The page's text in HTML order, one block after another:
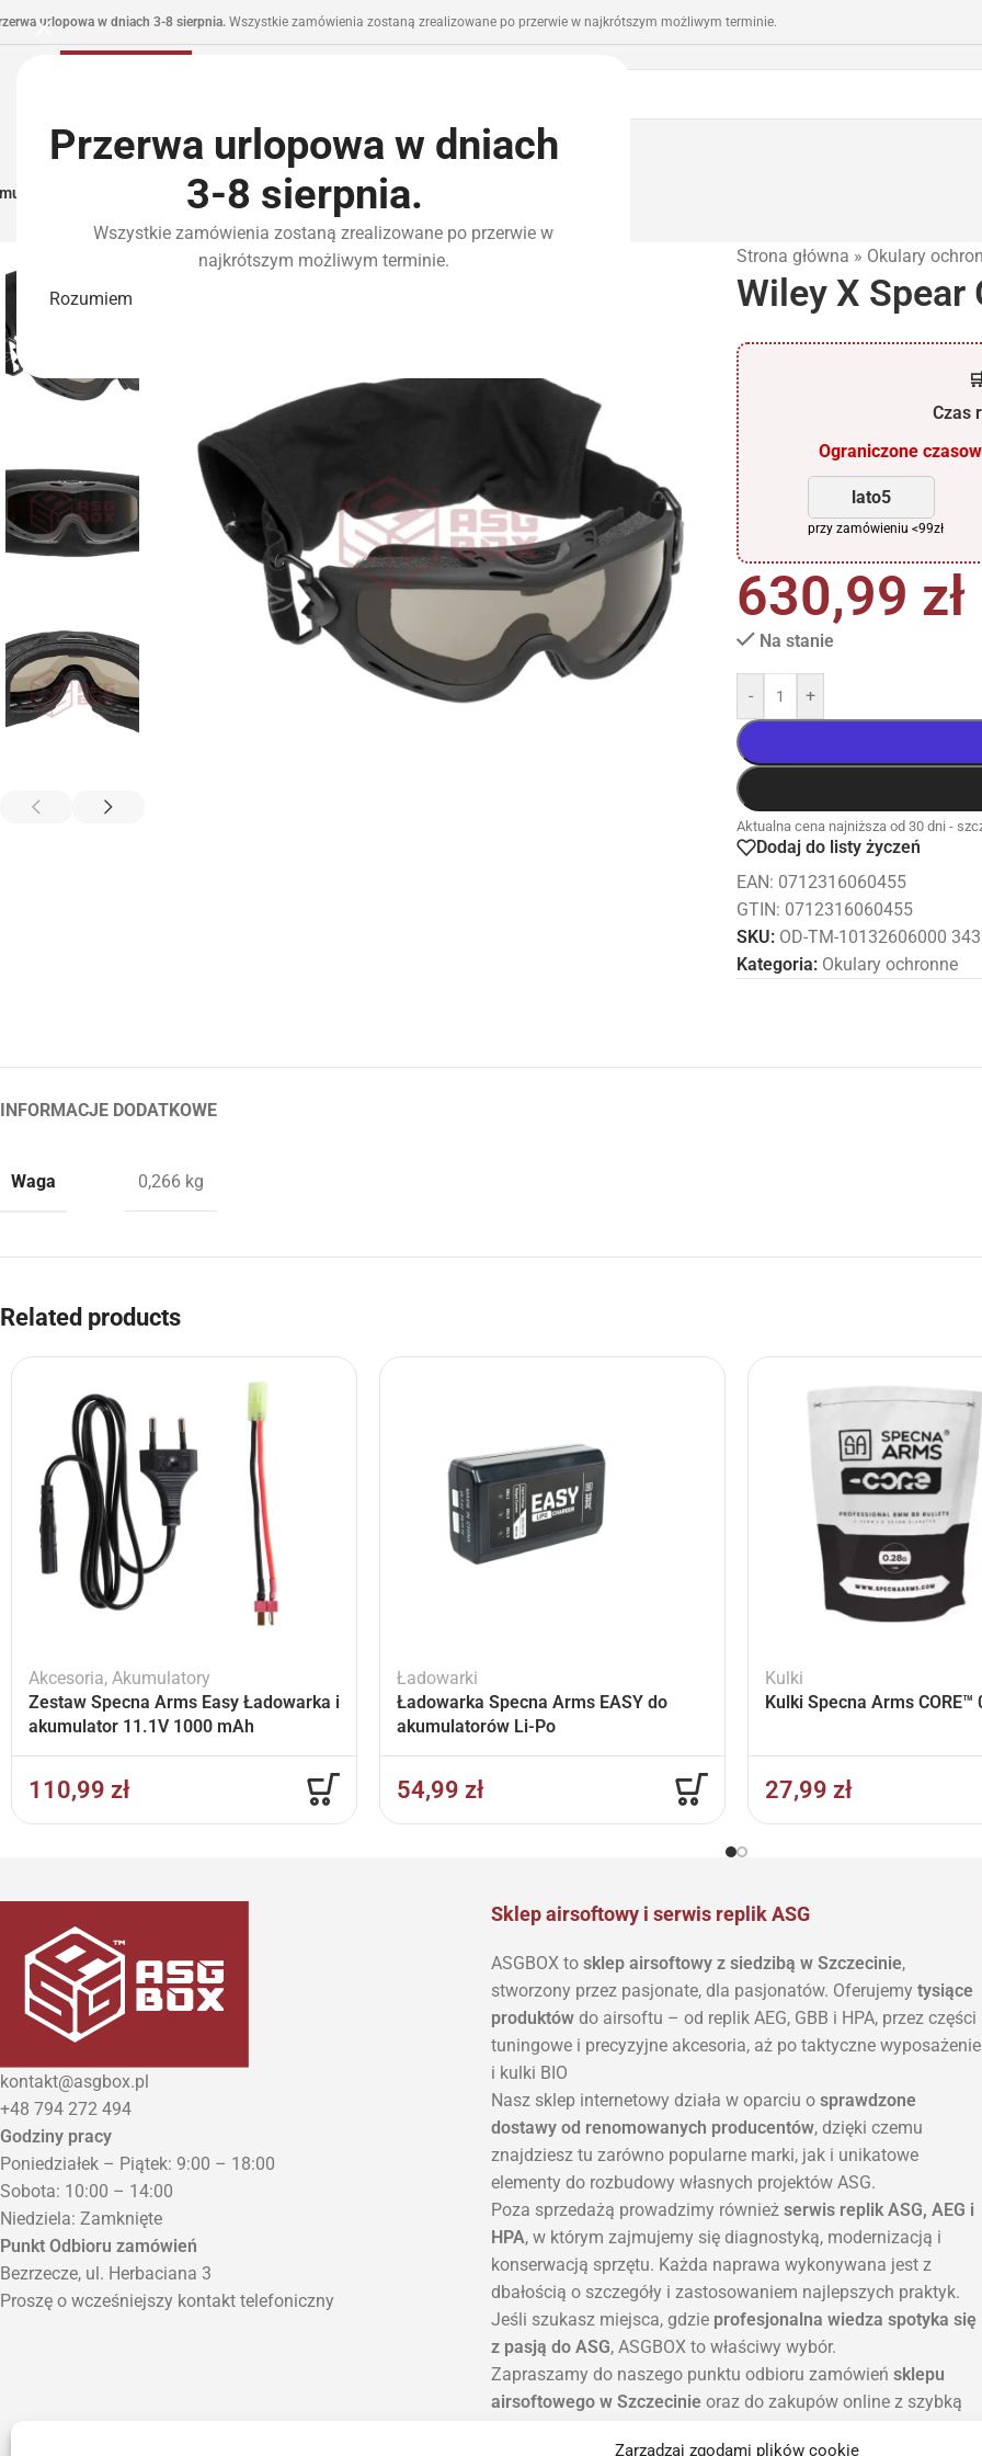
Przerwa urlopowa w dniach
3-8 sierpnia.
Wszystkie zamówienia zostaną zrealizowane po przerwie w
najkrótszym możliwym terminie.
Rozumiem
Zarządzaj zgodami plików cookie
urlopowa w dniach 3-8 sierpnia. Wszystkie zamówienia zostaną zrealizowane po przerwie w najkrótszym możliwym terminie.
I Zasilanie Części I Tuning HPAWyposażenie Taktyczne
Strona główna » Okulary
Wiley X Spear
Czas
Ograniczone
lato5
przy zamówieniu <99zł
630,99 zł
Na stanie
- +
Aktualna cena najniższa od 30 dni -
Dodaj do listy życzeń
EAN: 0712316060455
GTIN: 0712316060455
SKU: OD-TM-10132606000
Kategoria: Okulary ochronne
INFORMACJE DODATKOWE
Waga 0,266 kg
Related products
Akcesoria, Akumulatory
Zestaw Specna Arms Easy Ładowarka i
akumulator 11.1V 1000 mAh
110,99 zł
Ładowarki
Ładowarka Specna Arms EASY do
akumulatorów Li-Po
54,99 zł
Kulki
Kulki Specna Arms CORE™
27,99 zł
kontakt@asgbox.pl
+48 794 272 494
Godziny pracy
Poniedziałek – Piątek: 9:00 – 18:00
Sobota: 10:00 – 14:00
Niedziela: Zamknięte
Punkt Odbioru zamówień
Bezrzecze, ul. Herbaciana 3
Proszę o wcześniejszy kontakt telefoniczny
Sklep airsoftowy i serwis replik ASG
ASGBOX to sklep airsoftowy z siedzibą w Szczecinie,
stworzony przez pasjonate, dla pasjonatów. Oferujemy tysiące
produktów do airsoftu – od replik AEG, GBB i HPA, przez części
tuningowe i precyzyjne akcesoria, aż po taktyczne wyposażenie
i kulki BIO
Nasz sklep internetowy działa w oparciu o sprawdzone
dostawy od renomowanych producentów, dzięki czemu
znajdziesz tu zarówno popularne marki, jak i unikatowe
elementy do rozbudowy własnych projektów ASG.
Poza sprzedażą prowadzimy również serwis replik ASG, AEG i
HPA, w którym zajmujemy się diagnostyką, modernizacją i
konserwacją sprzętu. Każda naprawa wykonywana jest z
dbałością o szczegóły i zastosowaniem najlepszych praktyk.
Jeśli szukasz miejsca, gdzie profesjonalna wiedza spotyka się
z pasją do ASG, ASGBOX to właściwy wybór.
Zapraszamy do naszego punktu odbioru zamówień sklepu
airsoftowego w Szczecinie oraz do zakupów online z szybką